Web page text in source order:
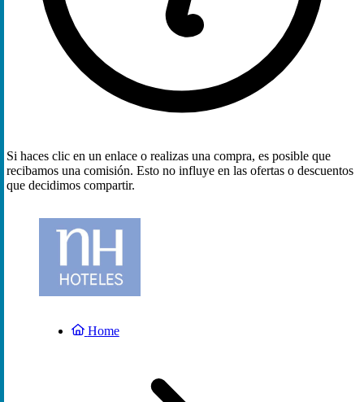
Si haces clic en un enlace o realizas una compra, es posible que
recibamos una comisión. Esto no influye en las ofertas o descuentos
que decidimos compartir.
Home